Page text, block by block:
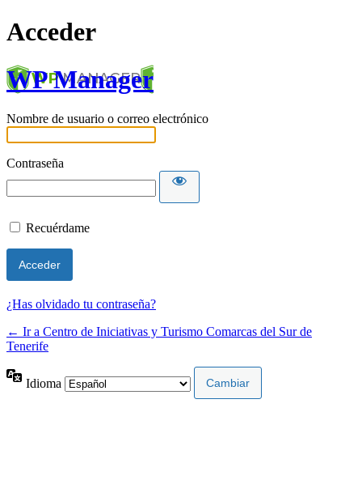
Acceder
WP Manager
Nombre de usuario o correo electrónico
Contraseña
Recuérdame
¿Has olvidado tu contraseña?
← Ir a Centro de Iniciativas y Turismo Comarcas del Sur de
Tenerife
Idioma